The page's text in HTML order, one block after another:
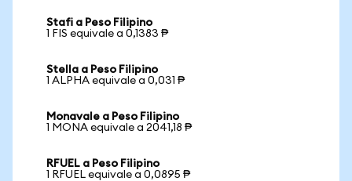
Stafi a Peso Filipino
1 FIS equivale a 0,1383 ₱
Stella a Peso Filipino
1 ALPHA equivale a 0,031 ₱
Monavale a Peso Filipino
1 MONA equivale a 2041,18 ₱
RFUEL a Peso Filipino
1 RFUEL equivale a 0,0895 ₱